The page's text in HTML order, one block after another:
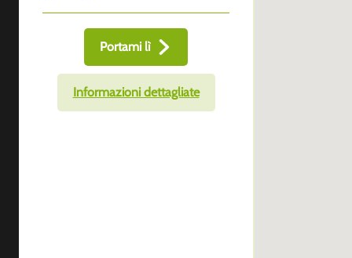
Portami lì
Informazioni dettagliate